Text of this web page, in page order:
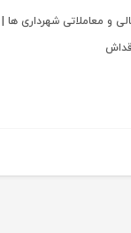
و معاملاتی شهرداری ها |